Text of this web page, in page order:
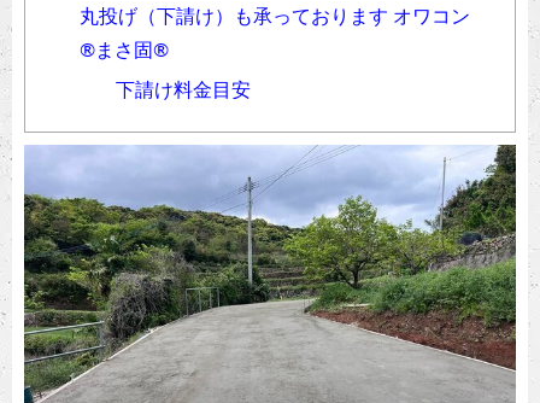
丸投げ（下請け）も承っております オワコン
®︎まさ固®︎
下請け料金目安